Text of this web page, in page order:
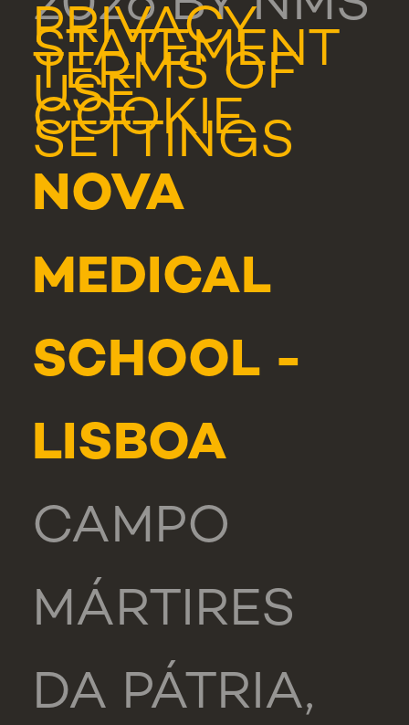
PRIVACY
STATEMENT
TERMS OF
USE
COOKIE
SETTINGS
NOVA
MEDICAL
SCHOOL -
LISBOA
CAMPO
MÁRTIRES
DA PÁTRIA,